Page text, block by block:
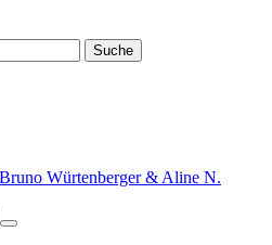
Bruno Würtenberger & Aline N.